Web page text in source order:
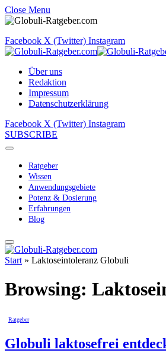
Close Menu
Facebook X (Twitter) Instagram
Über uns
Redaktion
Impressum
Datenschutzerklärung
Facebook X (Twitter) Instagram
SUBSCRIBE
Ratgeber
Wissen
Anwendungsgebiete
Potenz & Dosierung
Erfahrungen
Blog
Start » Laktoseintoleranz Globuli
Browsing:
Ratgeber
Globuli laktosefrei